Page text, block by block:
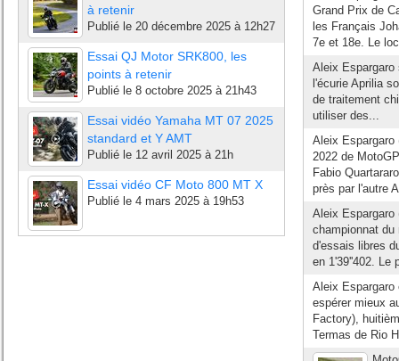
à retenir
Publié le 20 décembre 2025 à 12h27
Essai QJ Motor SRK800, les
points à retenir
Publié le 8 octobre 2025 à 21h43
Essai vidéo Yamaha MT 07 2025
standard et Y AMT
Publié le 12 avril 2025 à 21h
Essai vidéo CF Moto 800 MT X
Publié le 4 mars 2025 à 19h53
Grand Prix de
les Français
7e et 18e. Le
Aleix Espargaro
l'écurie Aprilia
de traitement
utiliser des...
Aleix Espargaro
2022 de
Fabio
près par l'autre
Aleix Espargaro
championnat
d'essais libres
en 1'39''402. Le
Aleix
espérer mieux
Factory),
Termas de Rio